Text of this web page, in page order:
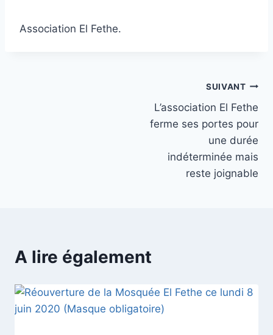
Association El Fethe.
SUIVANT
L’association El Fethe
ferme ses portes pour
une durée
indéterminée mais
reste joignable
A lire également